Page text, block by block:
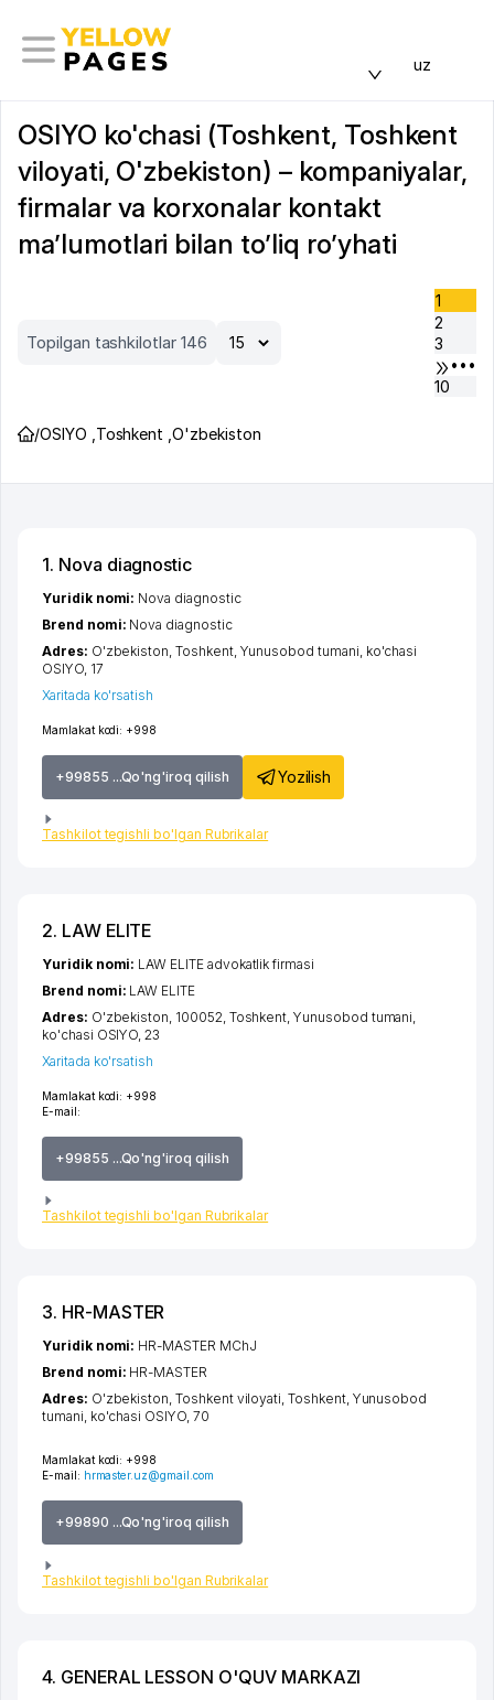
uz
OSIYO ko'chasi (Toshkent, Toshkent
viloyati, O'zbekiston) – kompaniyalar,
firmalar va korxonalar kontakt
ma’lumotlari bilan to’liq ro’yhati
Topilgan tashkilotlar 146
1
2
3
•••
10
/OSIYO Toshkent ,O'zbekiston
1. Nova diagnostic
Mamlakat kodi: +998
+99855 ...Qo'ng'iroq qilish Yozilish
Tashkilot tegishli bo'lgan Rubrikalar
Yuridik nomi: Nova diagnostic
Brend nomi: Nova diagnostic
Adres: O'zbekiston,Toshkent, Yunusobod tumani ko'chasi
OSIYO, 17
Xaritada ko'rsatish
2. LAW ELITE
Mamlakat kodi: +998
E-mail:
+99855 ...Qo'ng'iroq qilish
Tashkilot tegishli bo'lgan Rubrikalar
Yuridik nomi: LAW ELITE advokatlik firmasi
Brend nomi: LAW ELITE
Adres: O'zbekiston, 100052, Toshkent,Yunusobod tumani,
ko'chasi OSIYO, 23
Xaritada ko'rsatish
3. HR-MASTER
Mamlakat kodi: +998
E-mail: hrmaster.uz@gmail.com
+99890 ...Qo'ng'iroq qilish
Tashkilot tegishli bo'lgan Rubrikalar
Yuridik nomi: HR-MASTER MChJ
Brend nomi: HR-MASTER
Adres: O'zbekiston,Toshkent viloyati,Toshkent, Yunusobod
tumani, ko'chasi OSIYO, 70
4. GENERAL LESSON O'QUV MARKAZI